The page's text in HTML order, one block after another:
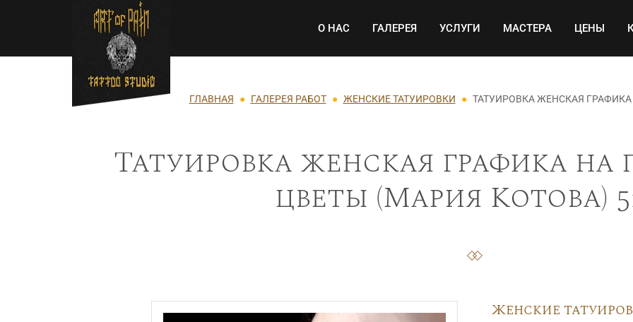
Перейти к основному содержанию Основная навигация
О НАС ГАЛЕРЕЯ УСЛУГИ МАСТЕРА ЦЕНЫ
Строка навигации
ГЛАВНАЯ ГАЛЕРЕЯ РАБОТ ЖЕНСКИЕ ТАТУИРОВКИ ТАТУИРОВКА ЖЕНСКАЯ
Татуировка женская графика на
цветы (Мария Котова)
Женские